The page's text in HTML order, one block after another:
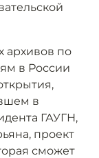
архивов по
в России
в
ГАУГН,
проект
сможет